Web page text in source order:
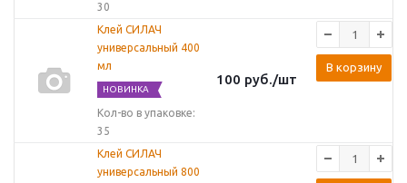
30
Клей СИЛАЧ
универсальный 400
мл
НОВИНКА
Кол-во в упаковке:
35
100 руб./шт
В корзину
Клей СИЛАЧ
универсальный 800